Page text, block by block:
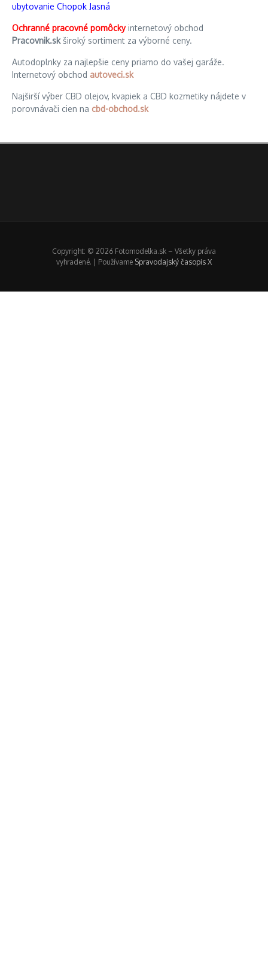
ubytovanie Chopok Jasná
Ochranné pracovné pomôckyinternetový obchod
Pracovnik.skširoký sortiment za výborné ceny.
Autodoplnky za najlepšie ceny priamo do vašej garáže.
Internetový obchod autoveci.sk
Najširší výber CBD olejov, kvapiek a CBD kozmetiky nájdete v
porovnávači cien na cbd-obchod.sk
Copyright: © 2026 Fotomodelka.sk – Všetky práva
vyhradené. | Používame Spravodajský časopis X